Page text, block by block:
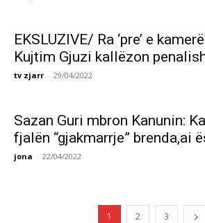
EKSLUZIVE/ Ra ‘pre’ e
Kujtim Gjuzi kallëzon
tv zjarr - 29/04/2022
Sazan Guri mbron Kanunin:
fjalën “gjakmarrje” brenda,ai
jona - 22/04/2022
1 2 3